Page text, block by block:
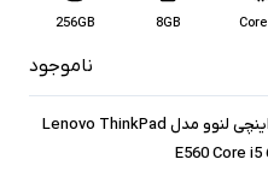
8GB
256GB
ناموجود
لپ تاپ استوک 15.6 اینچی لنوو مدل Lenovo ThinkPad
E560 Core i5